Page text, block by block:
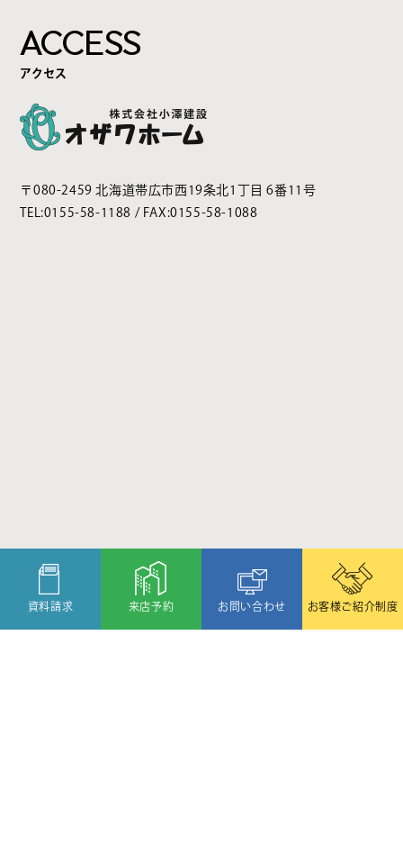
資料請求 来店予約 お問い合わせ お客様ご紹介制度
ACCESS
アクセス
〒080-2459 北海道帯広市西19条北1丁目 6番11号
TEL:0155-58-1188 / FAX:0155-58-1088